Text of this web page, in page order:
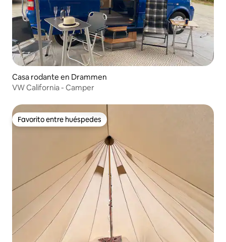
Casa rodante en Drammen
VW California - Camper
Favorito entre huéspedes
Favorito entre huéspedes